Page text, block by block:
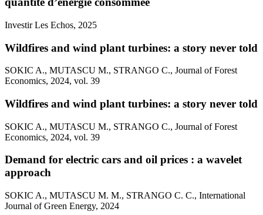
Investir Les Echos, 2025
Wildfires and wind plant turbines: a story never told
SOKIC A., MUTASCU M., STRANGO C., Journal of Forest
Economics, 2024, vol. 39
Wildfires and wind plant turbines: a story never told
SOKIC A., MUTASCU M., STRANGO C., Journal of Forest
Economics, 2024, vol. 39
Demand for electric cars and oil prices : a wavelet
approach
SOKIC A., MUTASCU M. M., STRANGO C. C., International
Journal of Green Energy, 2024